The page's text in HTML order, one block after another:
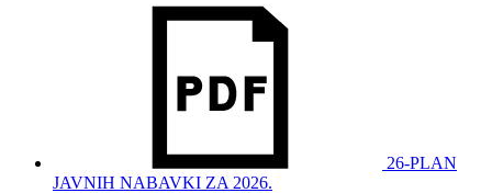
26-PLAN
JAVNIH NABAVKI ZA 2026.